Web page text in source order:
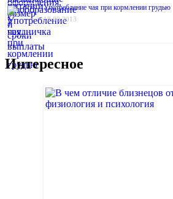
Употребление чая при кормлении грудью
18.09.2013
Интересное